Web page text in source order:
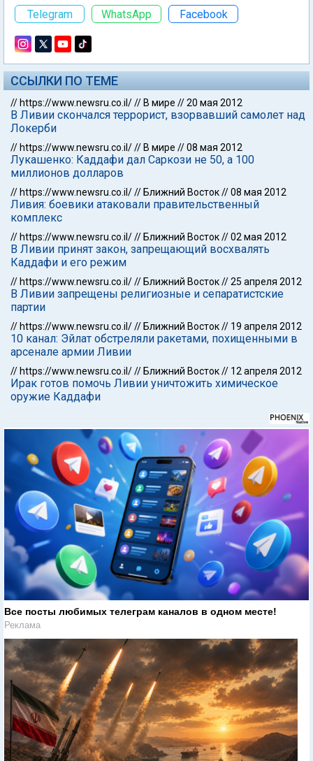
Telegram WhatsApp Facebook
ССЫЛКИ ПО ТЕМЕ
// https://www.newsru.co.il/// В мире //20 мая 2012
В Ливии скончался террорист, взорвавший самолет над
Локерби
// https://www.newsru.co.il/// В мире //08 мая 2012
Лукашенко: Каддафи дал Саркози не 50, а 100
миллионов долларов
// https://www.newsru.co.il/// Ближний Восток//08 мая 2012
Ливия: боевики атаковали правительственный
комплекс
// https://www.newsru.co.il/// Ближний Восток//02 мая 2012
В Ливии принят закон, запрещающий восхвалять
Каддафи и его режим
// https://www.newsru.co.il/// Ближний Восток//25 апреля 2012
В Ливии запрещены религиозные и сепаратистские
партии
// https://www.newsru.co.il/// Ближний Восток// 19 апреля 2012
10 канал: Эйлат обстреляли ракетами, похищенными в
арсенале армии Ливии
// https://www.newsru.co.il/// Ближний Восток// 12 апреля 2012
Ирак готов помочь Ливии уничтожить химическое
оружие Каддафи
Все посты любимых телеграм каналов в одном месте!
Реклама